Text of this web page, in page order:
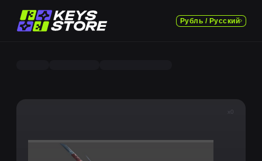
Рубль / Русский
x0